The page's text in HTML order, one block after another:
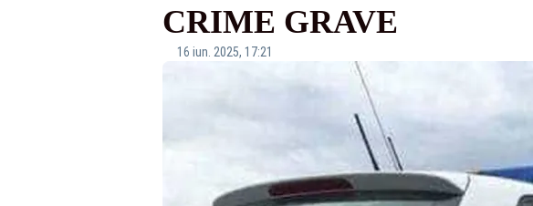
CRIME GRAVE
16 iun. 2025, 17:21